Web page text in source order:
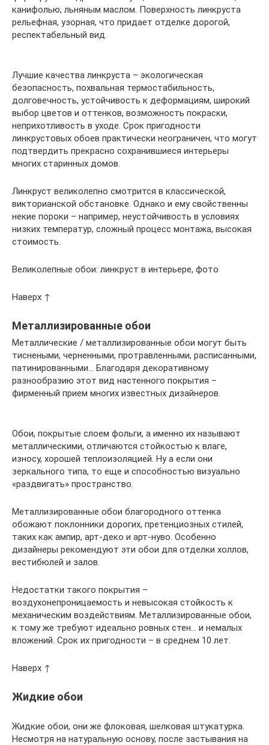
канифолью, льняным маслом. Поверхность линкруста
рельефная, узорная, что придает отделке дорогой,
респектабельный вид.
Лучшие качества линкруста – экологическая
безопасность, похвальная термостабильность,
долговечность, устойчивость к деформациям, широкий
выбор цветов и оттенков, возможность покраски,
неприхотливость в уходе. Срок пригодности
линкрустовых обоев практически неограничен, что могут
подтвердить прекрасно сохранившиеся интерьеры
многих старинных домов.
Линкруст великолепно смотрится в классической,
викторианской обстановке. Однако и ему свойственны
некие пороки – например, неустойчивость в условиях
низких температур, сложный процесс монтажа, высокая
стоимость.
Великолепные обои: линкруст в интерьере, фото
Наверх ↑
Металлизированные обои
Металлические / металлизированные обои могут быть
тиснеными, черненными, протравленными, расписанными,
патинированными… Благодаря декоративному
разнообразию этот вид настенного покрытия –
фирменный прием многих известных дизайнеров.
Обои, покрытые слоем фольги, а именно их называют
металлическими, отличаются стойкостью к влаге,
износу, хорошей теплоизоляцией. Ну а если они
зеркального типа, то еще и способностью визуально
«раздвигать» пространство.
Металлизированные обои благородного оттенка
обожают поклонники дорогих, претенциозных стилей,
таких как ампир, арт-деко и арт-нуво. Особенно
дизайнеры рекомендуют эти обои для отделки холлов,
вестибюлей и залов.
Недостатки такого покрытия –
воздухонепроницаемость и невысокая стойкость к
механическим воздействиям. Металлизированные обои,
к тому же требуют идеально ровных стен… и немалых
вложений. Срок их пригодности – в среднем 10 лет.
Наверх ↑
Жидкие обои
Жидкие обои, они же флоковая, шелковая штукатурка.
Несмотря на натуральную основу, после застывания на